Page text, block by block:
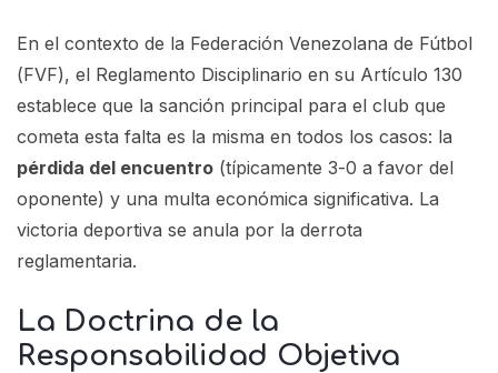
En el contexto de la Federación Venezolana de Fútbol
(FVF), el Reglamento Disciplinario en su Artículo 130
establece que la sanción principal para el club que
cometa esta falta es la misma en todos los casos: la
pérdida del encuentro (típicamente 3-0 a favor del
oponente) y una multa económica significativa. La
victoria deportiva se anula por la derrota
reglamentaria.
La Doctrina de la
Responsabilidad Objetiva